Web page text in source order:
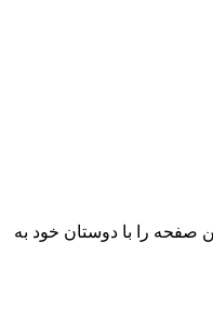
صفحه را با دوستان خود به